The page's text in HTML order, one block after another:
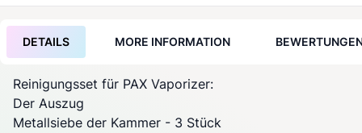
DETAILS MORE INFORMATION
Reinigungsset für PAX Vaporizer:
Der Auszug
Metallsiebe der Kammer - 3 Stück